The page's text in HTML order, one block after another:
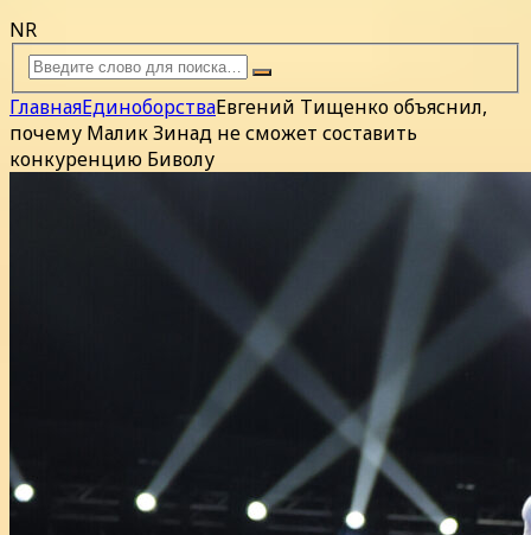
NR
ГлавнаяЕдиноборстваЕвгений Тищенко объяснил,
почему Малик Зинад не сможет составить
конкуренцию Биволу